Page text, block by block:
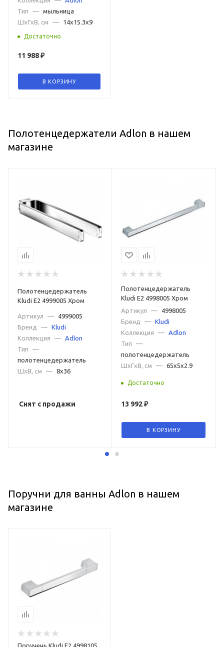
Тип
— мыльница
ШxГxВ, см
— 14x15.3x9
Достаточно
11 988₽
В КОРЗИНУ
Полотенцедержатели Adlon в нашем
магазине
Полотенцедержатель
Kludi E2 4999005 Хром
Артикул —
4999005
Бренд
— Kludi
Коллекция
— Adlon
Тип
—
полотенцедержатель
ШxВ, см
— 8x36
Снят с продажи
Полотенцедержатель
Kludi E2 4998005 Хром
Артикул
—
4998005
Бренд
— Kludi
Коллекция
— Adlon
Тип
—
полотенцедержатель
ШxГxВ, см
— 65x5x2.9
Достаточно
13 992₽
В КОРЗИНУ
Поручни для ванны Adlon в нашем
магазине
Поручень Kludi E2 4998105